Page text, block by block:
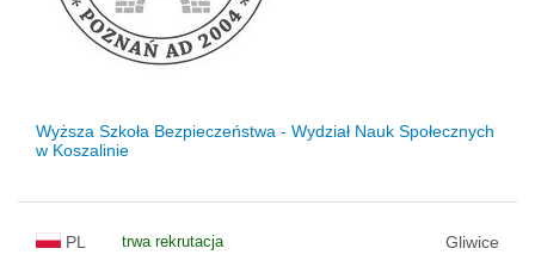
Wyższa Szkoła Bezpieczeństwa - Wydział Nauk Społecznych
w Koszalinie
PL trwa rekrutacja Gliwice